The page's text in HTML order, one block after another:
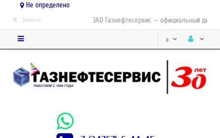
Не определено
ЗАО Газнефтесервис — официальный
× Закрыть
р.